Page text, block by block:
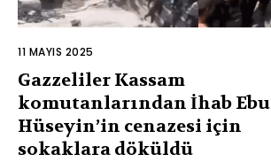
11 MAYIS 2025
Gazzeliler Kassam
komutanlarından İhab Ebu
Hüseyin’in cenazesi için
sokaklara döküldü